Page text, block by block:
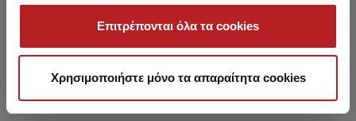
Επιτρέπονται όλα τα cookies
Χρησιμοποιήστε μόνο τα απαραίτητα cookies